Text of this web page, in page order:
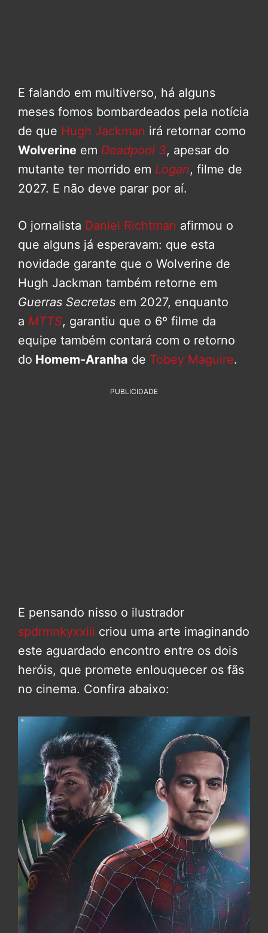
E falando em multiverso, há alguns
meses fomos bombardeados pela notícia
de que Hugh Jackman irá retornar como
Wolverine em Deadpool 3, apesar do
mutante ter morrido em Logan, filme de
2027. E não deve parar por aí.
O jornalista Daniel Richtman afirmou o
que alguns já esperavam: que esta
novidade garante que o Wolverine de
Hugh Jackman também retorne em
Guerras Secretas em 2027, enquanto
a MTTS, garantiu que o 6º filme da
equipe também contará com o retorno
do Homem-Aranha de Tobey Maguire.
PUBLICIDADE
E pensando nisso o ilustrador
spdrmnkyxxiii criou uma arte imaginando
este aguardado encontro entre os dois
heróis, que promete enlouquecer os fãs
no cinema. Confira abaixo: